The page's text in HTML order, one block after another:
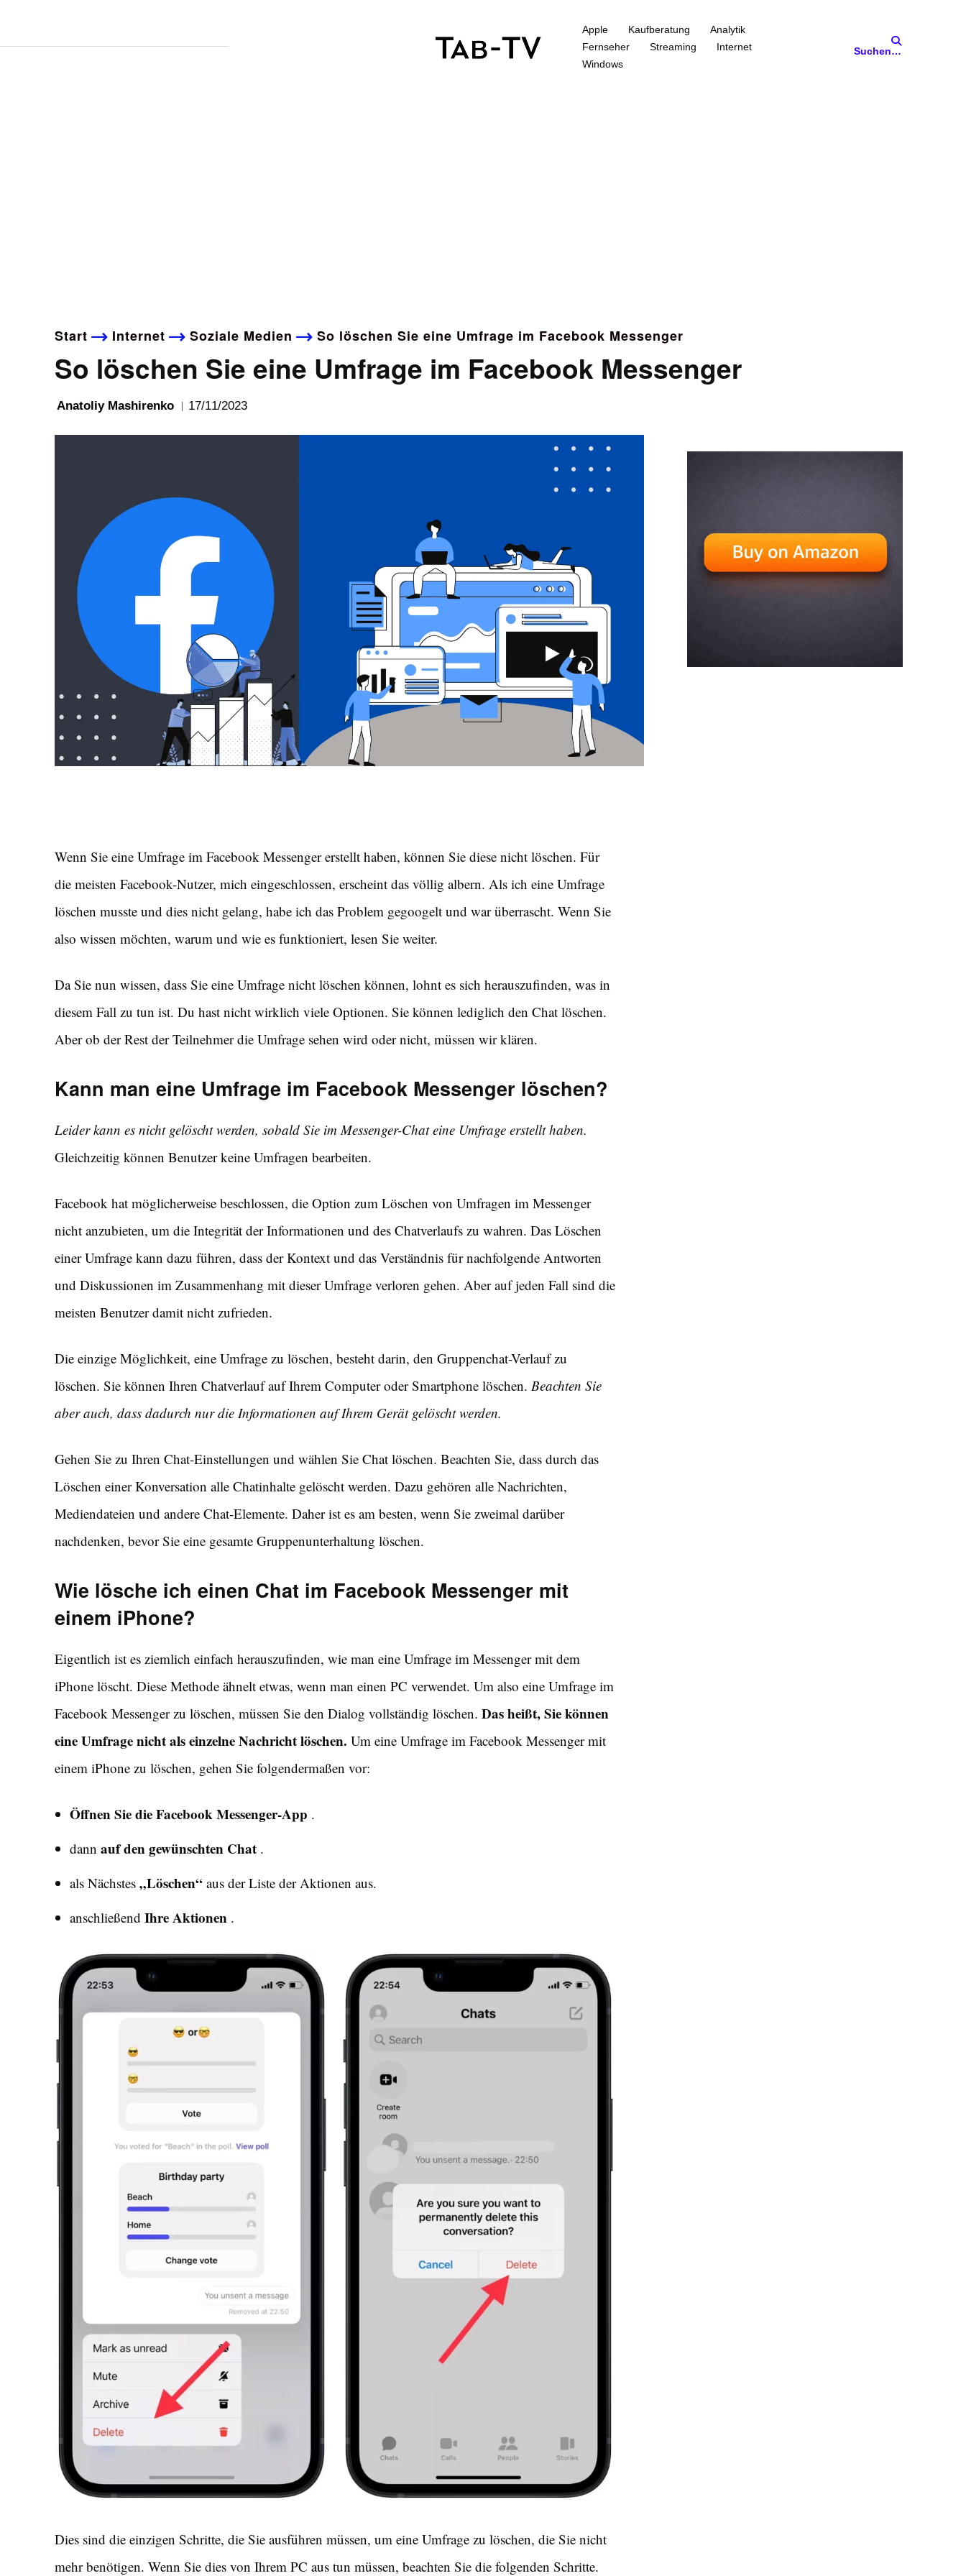
Apple Kaufberatung
Analytik
Fernseher
Streaming
Internet
Windows
Suchen…
Start Internet Soziale Medien So löschen Sie eine Umfrage im Facebook Messenger
So löschen Sie eine Umfrage im Facebook Messenger
Anatoliy Mashirenko 17/11/2023
Wenn Sie eine Umfrage im Facebook Messenger erstellt haben, können Sie diese nicht löschen. Für
die meisten Facebook-Nutzer, mich eingeschlossen, erscheint das völlig albern. Als ich eine Umfrage
löschen musste und dies nicht gelang, habe ich das Problem gegoogelt und war überrascht. Wenn Sie
also wissen möchten, warum und wie es funktioniert, lesen Sie weiter.
Da Sie nun wissen, dass Sie eine Umfrage nicht löschen können, lohnt es sich herauszufinden, was in
diesem Fall zu tun ist. Du hast nicht wirklich viele Optionen. Sie können lediglich den Chat löschen.
Aber ob der Rest der Teilnehmer die Umfrage sehen wird oder nicht, müssen wir klären.
Kann man eine Umfrage im Facebook Messenger löschen?
Leider kann es nicht gelöscht werden, sobald Sie im Messenger-Chat eine Umfrage erstellt haben.
Gleichzeitig können Benutzer keine Umfragen bearbeiten.
Facebook hat möglicherweise beschlossen, die Option zum Löschen von Umfragen im Messenger
nicht anzubieten, um die Integrität der Informationen und des Chatverlaufs zu wahren. Das Löschen
einer Umfrage kann dazu führen, dass der Kontext und das Verständnis für nachfolgende Antworten
und Diskussionen im Zusammenhang mit dieser Umfrage verloren gehen. Aber auf jeden Fall sind die
meisten Benutzer damit nicht zufrieden.
Die einzige Möglichkeit, eine Umfrage zu löschen, besteht darin, den Gruppenchat-Verlauf zu
löschen. Sie können Ihren Chatverlauf auf Ihrem Computer oder Smartphone löschen. Beachten Sie
aber auch, dass dadurch nur die Informationen auf Ihrem Gerät gelöscht werden.
Gehen Sie zu Ihren Chat-Einstellungen und wählen Sie Chat löschen. Beachten Sie, dass durch das
Löschen einer Konversation alle Chatinhalte gelöscht werden. Dazu gehören alle Nachrichten,
Mediendateien und andere Chat-Elemente. Daher ist es am besten, wenn Sie zweimal darüber
nachdenken, bevor Sie eine gesamte Gruppenunterhaltung löschen.
Wie lösche ich einen Chat im Facebook Messenger mit
einem iPhone?
Eigentlich ist es ziemlich einfach herauszufinden, wie man eine Umfrage im Messenger mit dem
iPhone löscht. Diese Methode ähnelt etwas, wenn man einen PC verwendet. Um also eine Umfrage im
Facebook Messenger zu löschen, müssen Sie den Dialog vollständig löschen. Das heißt, Sie können
eine Umfrage nicht als einzelne Nachricht löschen. Um eine Umfrage im Facebook Messenger mit
einem iPhone zu löschen, gehen Sie folgendermaßen vor:
Öffnen Sie die Facebook Messenger-App .
dann auf den gewünschten Chat .
als Nächstes „Löschen“ aus der Liste der Aktionen aus.
anschließend Ihre Aktionen .
Dies sind die einzigen Schritte, die Sie ausführen müssen, um eine Umfrage zu löschen, die Sie nicht
mehr benötigen. Wenn Sie dies von Ihrem PC aus tun müssen, beachten Sie die folgenden Schritte.